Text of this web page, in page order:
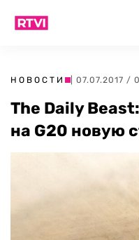
НОВОСТИ | 07.07.2017 /
The Daily
на G20 новую